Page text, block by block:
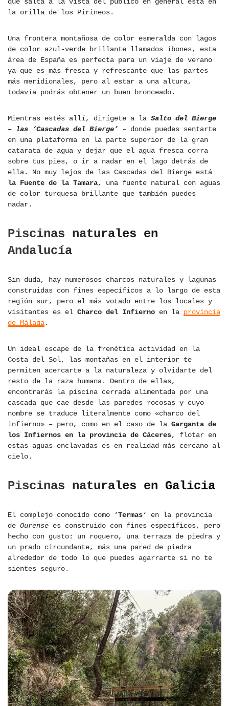
que salta a la vista del público en general está en
la orilla de los Pirineos.
Una frontera montañosa de color esmeralda con lagos
de color azul-verde brillante llamados íbones, esta
área de España es perfecta para un viaje de verano
ya que es más fresca y refrescante que las partes
más meridionales, pero al estar a una altura,
todavía podrás obtener un buen bronceado.
Mientras estés allí, dirígete a la Salto del Bierge
– las ‘Cascadas del Bierge’ – donde puedes sentarte
en una plataforma en la parte superior de la gran
catarata de agua y dejar que el agua fresca corra
sobre tus pies, o ir a nadar en el lago detrás de
ella. No muy lejos de las Cascadas del Bierge está
la Fuente de la Tamara, una fuente natural con aguas
de color turquesa brillante que también puedes
nadar.
Piscinas naturales en
Andalucía
Sin duda, hay numerosos charcos naturales y lagunas
construidas con fines específicos a lo largo de esta
región sur, pero el más votado entre los locales y
visitantes es el Charco del Infierno en la provincia
de Málaga.
Un ideal escape de la frenética actividad en la
Costa del Sol, las montañas en el interior te
permiten acercarte a la naturaleza y olvidarte del
resto de la raza humana. Dentro de ellas,
encontrarás la piscina cerrada alimentada por una
cascada que cae desde las paredes rocosas y cuyo
nombre se traduce literalmente como «charco del
infierno» – pero, como en el caso de la Garganta de
los Infiernos en la provincia de Cáceres, flotar en
estas aguas enclavadas es en realidad más cercano al
cielo.
Piscinas naturales en Galicia
El complejo conocido como ‘Termas‘ en la provincia
de Ourense es construido con fines específicos, pero
hecho con gusto: un roquero, una terraza de piedra y
un prado circundante, más una pared de piedra
alrededor de todo lo que puedes agarrarte si no te
sientes seguro.